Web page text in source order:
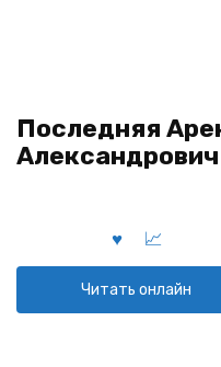
Последняя
Читать онлайн